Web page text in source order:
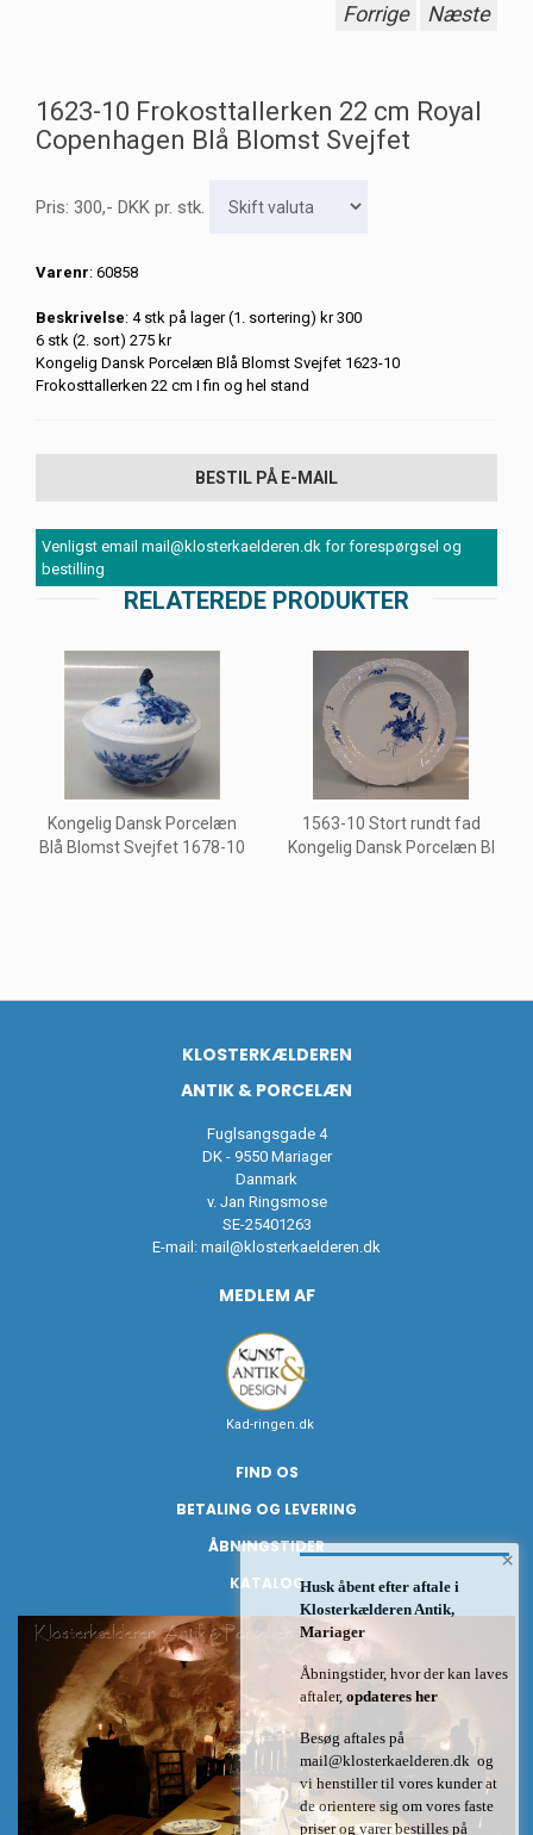
Forrige Næste
1623-10 Frokosttallerken 22 cm Royal
Copenhagen Blå Blomst Svejfet
Pris: 300,- DKK pr. stk.
Varenr: 60858
Beskrivelse: 4 stk på lager (1. sortering) kr 300
6 stk (2. sort) 275 kr
Kongelig Dansk Porcelæn Blå Blomst Svejfet 1623-10
Frokosttallerken 22 cm I fin og hel stand
BESTIL PÅ E-MAIL
Venligst email mail@klosterkaelderen.dk for forespørgsel og
bestilling
RELATEREDE PRODUKTER
Kongelig Dansk Porcelæn
Blå Blomst Svejfet 1678-10
1563-10 Stort rundt fad
Kongelig Dansk Porcelæn Bl
KLOSTERKÆLDEREN
ANTIK & PORCELÆN
Fuglsangsgade 4
DK - 9550 Mariager
Danmark
v. Jan Ringsmose
SE-25401263
E-mail: mail@klosterkaelderen.dk
MEDLEM AF
Kad-ringen.dk
FIND OS
BETALING OG LEVERING
ÅBNINGSTIDER
KATALOG
×
Husk åbent efter aftale i
Klosterkælderen Antik,
Mariager
Åbningstider, hvor der kan laves
aftaler, opdateres her
Besøg aftales på
mail@klosterkaelderen.dk og
vi henstiller til vores kunder at
de orientere sig om vores faste
priser og varer bestilles på